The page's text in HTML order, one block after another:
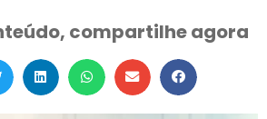
compartilhe agora